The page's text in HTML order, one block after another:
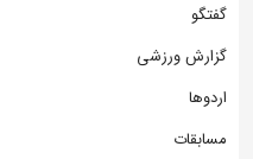
گفتگو
گزارش ورزشی
اردوها
مسابقات